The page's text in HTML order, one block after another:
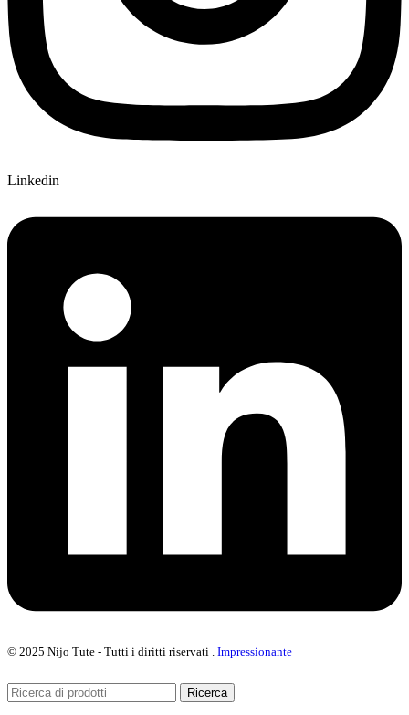
Linkedin
© 2025 Nijo Tute - Tutti i diritti riservati . Impressionante
Ricerca